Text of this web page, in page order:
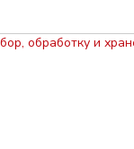
обработку и